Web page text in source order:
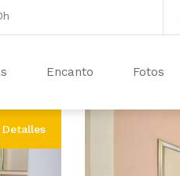
Encanto Fotos
Detalles